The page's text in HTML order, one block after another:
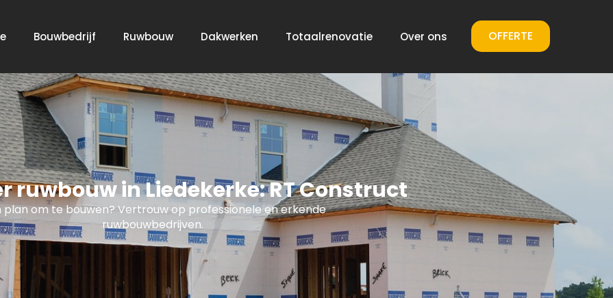
Bouwbedrijf Ruwbouw Dakwerken Totaalrenovatie Over ons OFFERTE
ruwbouw in Liedekerke: RT Construct
plan om te bouwen? Vertrouw op professionele en erkende
ruwbouwbedrijven.